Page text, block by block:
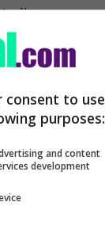
il
in
consent to use
purposes:
and content
development